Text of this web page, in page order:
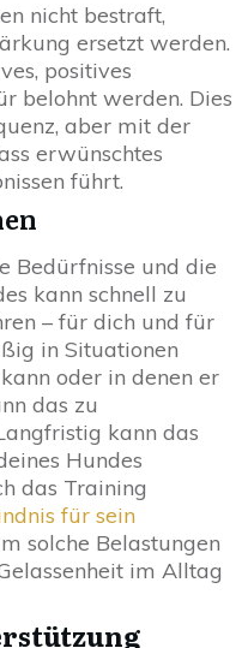
nicht bestraft,
ersetzt werden.
positives
belohnt werden. Dies
aber mit der
erwünschtes
führt.
Bedürfnisse und die
kann schnell zu
– für dich und für
in Situationen
oder in denen er
das zu
kann das
Hundes
das Training
für sein
solche Belastungen
im Alltag